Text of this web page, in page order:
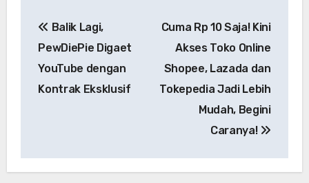
pos
Balik Lagi,
PewDiePie Digaet
YouTube dengan
Kontrak Eksklusif
Cuma Rp 10 Saja! Kini
Akses Toko Online
Shopee, Lazada dan
Tokepedia Jadi Lebih
Mudah, Begini
Caranya!